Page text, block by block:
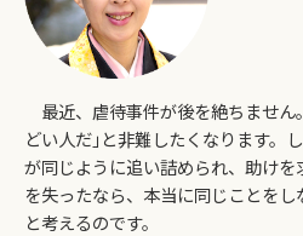
最近、虐待事件が後を絶ちません
どい人だ｣と非難したくなります。
が同じように追い詰められ、助け
を失ったなら、本当に同じことを
と考えるのです。